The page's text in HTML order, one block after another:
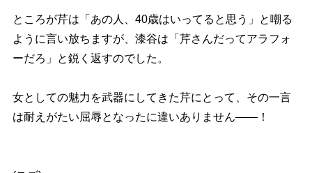
ところが芹は「あの人、40歳はいってると思う」と嘲る
ように言い放ちますが、漆谷は「芹さんだってアラフォ
ーだろ」と鋭く返すのでした。
女としての魅力を武器にしてきた芹にとって、その一言
は耐えがたい屈辱となったに違いありません――！